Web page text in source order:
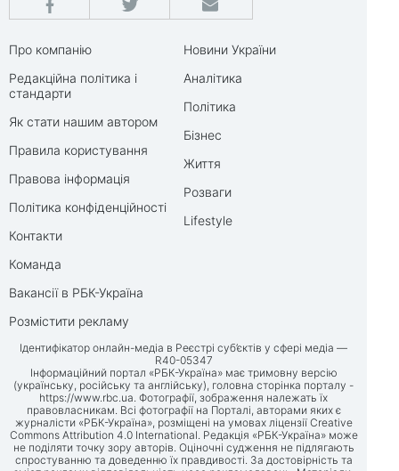
Про компанію
Редакційна політика і
стандарти
Як стати нашим автором
Правила користування
Правова інформація
Політика конфіденційності
Контакти
Команда
Вакансії в РБК-Україна
Розмістити рекламу
Новини України
Аналітика
Політика
Бізнес
Життя
Розваги
Lifestyle
Ідентифікатор онлайн-медіа в Реєстрі суб’єктів у сфері медіа —
R40-05347
Інформаційний портал «РБК-Україна» має тримовну версію
(українську, російську та англійську), головна сторінка порталу -
https://www.rbc.ua. Фотографії, зображення належать їх
правовласникам. Всі фотографії на Порталі, авторами яких є
журналісти «РБК-Україна», розміщені на умовах ліцензії Creative
Commons Attribution 4.0 International. Редакція «РБК-Україна» може
не поділяти точку зору авторів. Оціночні судження не підлягають
спростуванню та доведенню їх правдивості. За достовірність та